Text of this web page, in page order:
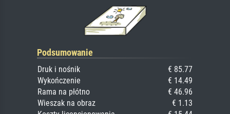
Podsumowanie
Druk i nośnik
€ 85.77
Wykończenie
€ 14.49
Rama na płótno
€ 46.96
Wieszak na obraz
€ 1.13